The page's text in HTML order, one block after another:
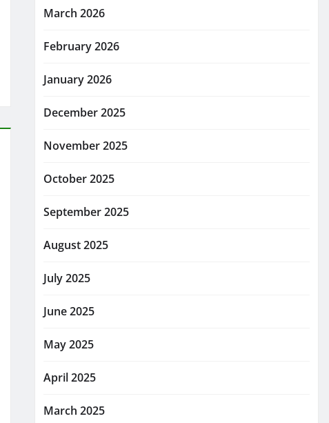
March 2026
February 2026
January 2026
December 2025
November 2025
October 2025
September 2025
August 2025
July 2025
June 2025
May 2025
April 2025
March 2025